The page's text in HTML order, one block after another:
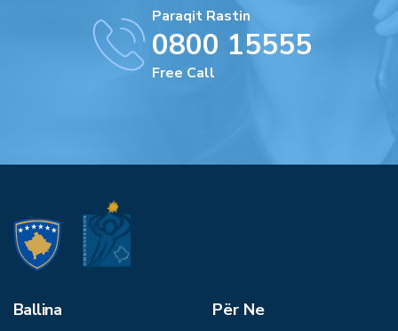
Paraqit Rastin
0800 15555
Free Call
Ballina
Për Ne